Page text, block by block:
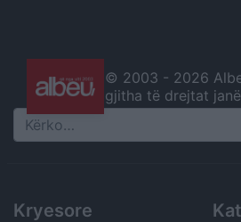
© 2003 - 2026
gjitha të drejtat
Search
Kryesore